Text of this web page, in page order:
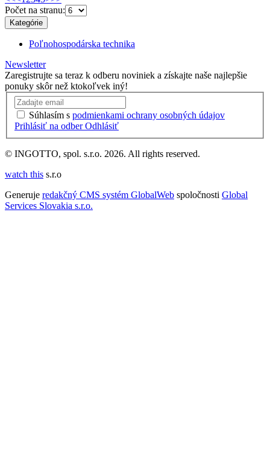
Počet na stranu:
Kategórie
Poľnohospodárska technika
Newsletter
Zaregistrujte sa teraz k odberu noviniek a získajte naše najlepšie
ponuky skôr než ktokoľvek iný!
Súhlasím s podmienkami ochrany osobných údajov
Prihlásiť na odberOdhlásiť
© INGOTTO, spol. s.r.o. 2026. All rights reserved.
watch this s.r.o
Generuje redakčný CMS systém GlobalWeb spoločnosti Global
Services Slovakia s.r.o.